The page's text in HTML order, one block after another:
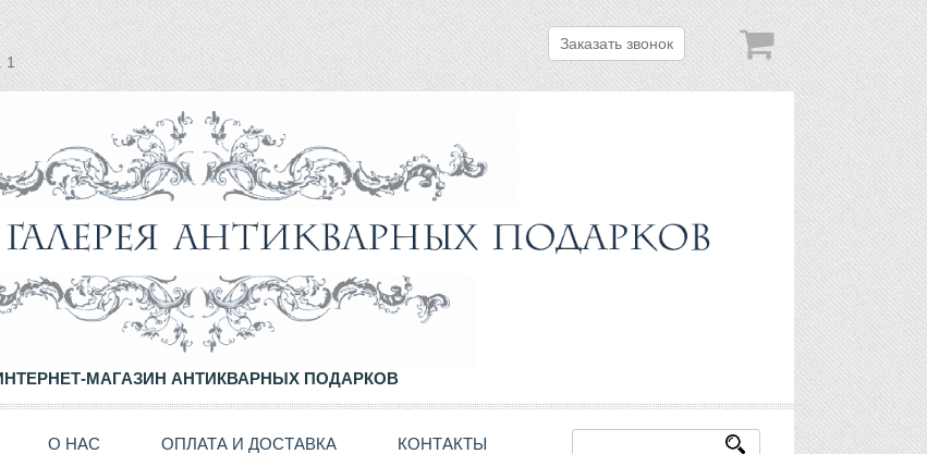
1
Заказать звонок
МАГАЗИН АНТИКВАРНЫХ ПОДАРКОВ
О НАС ОПЛАТА И ДОСТАВКА КОНТАКТЫ